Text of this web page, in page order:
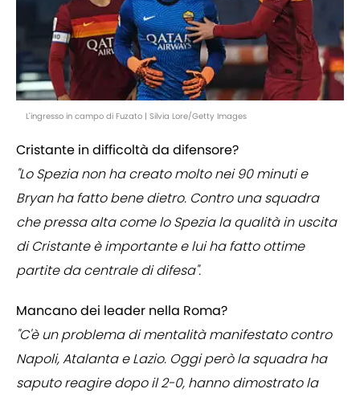
L'ingresso in campo di Fuzato | Silvia Lore/Getty Images
Cristante in difficoltà da difensore?
"Lo Spezia non ha creato molto nei 90 minuti e
Bryan ha fatto bene dietro. Contro una squadra
che pressa alta come lo Spezia la qualità in uscita
di Cristante è importante e lui ha fatto ottime
partite da centrale di difesa".
Mancano dei leader nella Roma?
"C'è un problema di mentalità manifestato contro
Napoli, Atalanta e Lazio. Oggi però la squadra ha
saputo reagire dopo il 2-0, hanno dimostrato la